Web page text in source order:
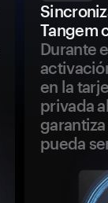
Tangem
Durante
en la
privada
pueda